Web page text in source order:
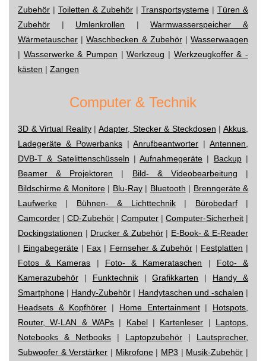
Zubehör | Toiletten & Zubehör | Transportsysteme | Türen &
Zubehör | Umlenkrollen |Warmwasserspeicher &
Wärmetauscher |Waschbecken & Zubehör|Wasserwaagen
| Wasserwerke & Pumpen |Werkzeug | Werkzeugkoffer & -
kästen | Zangen
Computer & Technik
3D & Virtual Reality|Adapter, Stecker & Steckdosen |Akkus,
Ladegeräte & Powerbanks|Anrufbeantworter |Antennen,
DVB-T & Satelittenschüsseln |Aufnahmegeräte | Backup|
Beamer & Projektoren | Bild- & Videobearbeitung |
Bildschirme & Monitore| Blu-Ray| Bluetooth | Brenngeräte &
Laufwerke | Bühnen- & Lichttechnik| Bürobedarf|
Camcorder | CD-Zubehör | Computer | Computer-Sicherheit |
Dockingstationen | Drucker & Zubehör| E-Book- & E-Reader
| Eingabegeräte | Fax | Fernseher & Zubehör| Festplatten |
Fotos & Kameras | Foto- & Kamerataschen | Foto- &
Kamerazubehör | Funktechnik|Grafikkarten | Handy &
Smartphone | Handy-Zubehör | Handytaschen und -schalen |
Headsets & Kopfhörer | Home Entertainment| Hotspots,
Router, W-LAN & WAPs | Kabel| Kartenleser | Laptops,
Notebooks & Netbooks | Laptopzubehör | Lautsprecher,
Subwoofer & Verstärker | Mikrofone| MP3 | Musik-Zubehör |